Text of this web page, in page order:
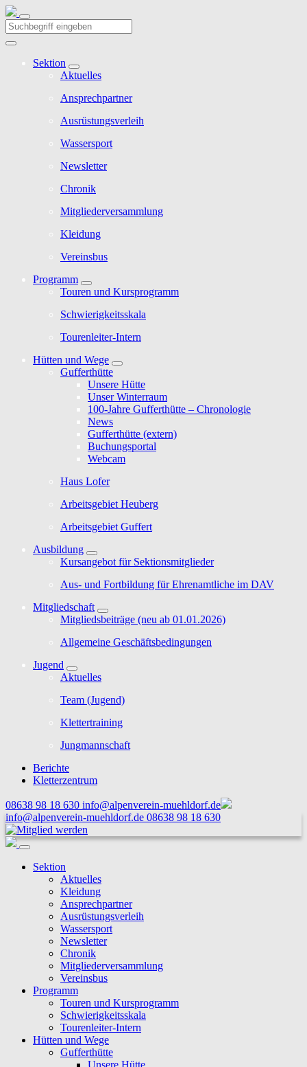
Sektion
Aktuelles
Ansprechpartner
Ausrüstungsverleih
Wassersport
Newsletter
Chronik
Mitgliederversammlung
Kleidung
Vereinsbus
Programm
Touren und Kursprogramm
Schwierigkeitsskala
Tourenleiter-Intern
Hütten und Wege
Gufferthütte
Unsere Hütte
Unser Winterraum
100-Jahre Gufferthütte – Chronologie
News
Gufferthütte (extern)
Buchungsportal
Webcam
Haus Lofer
Arbeitsgebiet Heuberg
Arbeitsgebiet Guffert
Ausbildung
Kursangebot für Sektionsmitglieder
Aus- und Fortbildung für Ehrenamtliche im DAV
Mitgliedschaft
Mitgliedsbeiträge (neu ab 01.01.2026)
Allgemeine Geschäftsbedingungen
Jugend
Aktuelles
Team (Jugend)
Klettertraining
Jungmannschaft
Berichte
Kletterzentrum
08638 98 18 630 info@alpenverein-muehldorf.de
info@alpenverein-muehldorf.de 08638 98 18 630
Sektion
Aktuelles
Kleidung
Ansprechpartner
Ausrüstungsverleih
Wassersport
Newsletter
Chronik
Mitgliederversammlung
Vereinsbus
Programm
Touren und Kursprogramm
Schwierigkeitsskala
Tourenleiter-Intern
Hütten und Wege
Gufferthütte
Unsere Hütte